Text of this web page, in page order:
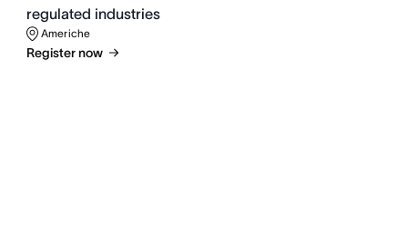
regulated industries
Americhe
Register now